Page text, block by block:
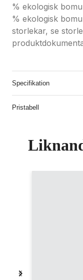
% ekologisk
% ekologisk
storlekar, se
Specifikation
Pristabell